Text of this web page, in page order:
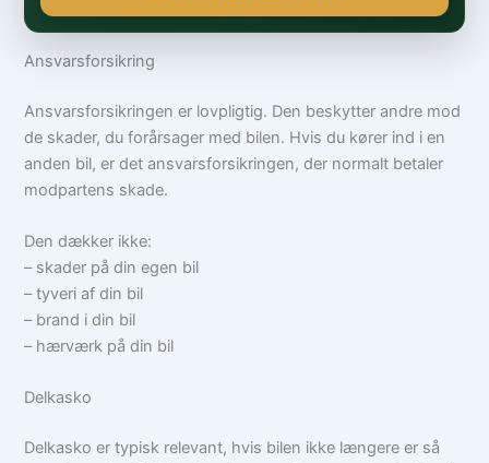
Ansvarsforsikring
Ansvarsforsikringen er lovpligtig. Den beskytter andre mod
de skader, du forårsager med bilen. Hvis du kører ind i en
anden bil, er det ansvarsforsikringen, der normalt betaler
modpartens skade.
Den dækker ikke:
– skader på din egen bil
– tyveri af din bil
– brand i din bil
– hærværk på din bil
Delkasko
Delkasko er typisk relevant, hvis bilen ikke længere er så